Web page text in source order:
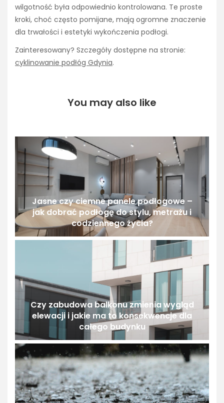
wilgotność była odpowiednio kontrolowana. Te proste
kroki, choć często pomijane, mają ogromne znaczenie
dla trwałości i estetyki wykończenia podłogi.
Zainteresowany? Szczegóły dostępne na stronie:
cyklinowanie podłóg Gdynia.
You may also like
Jasne czy ciemne panele podłogowe –
jak dobrać podłogę do stylu, metrażu i
codziennego życia?
Czy zabudowa balkonu zmienia wygląd
elewacji i jakie ma to konsekwencje dla
całego budynku